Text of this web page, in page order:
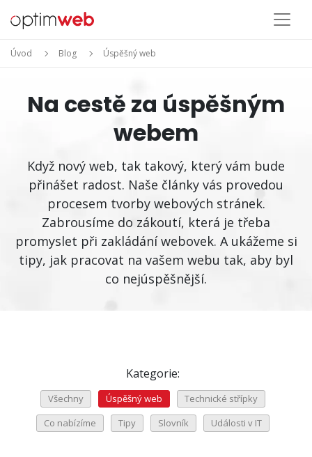
Úvod Blog Úspěšný web
Na cestě za úspěšným
webem
Když nový web, tak takový, který vám bude
přinášet radost. Naše články vás provedou
procesem tvorby webových stránek.
Zabrousíme do zákoutí, která je třeba
promyslet při zakládání webovek. A ukážeme si
tipy, jak pracovat na vašem webu tak, aby byl
co nejúspěšnější.
Kategorie:
Všechny Úspěšný web
Technické střípky
Co nabízíme
Tipy Slovník Události v IT